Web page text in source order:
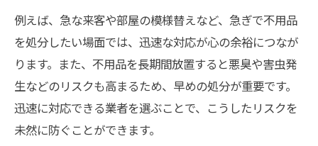
不用品回収利用時のトラブル事例と防止策
信頼できる迅速対応の業者を見極めるには
信頼性の高い不用品回収業者の特徴とは
不用品回収の口コミや評判のチェック方法
実際の対応で差が出る不用品回収業者の選
び方
例えば、急な来客や部屋の模様替えなど、急ぎで不用品
を処分したい場面では、迅速な対応が心の余裕につなが
ります。また、不用品を長期間放置すると悪臭や害虫発
生などのリスクも高まるため、早めの処分が重要です。
迅速に対応できる業者を選ぶことで、こうしたリスクを
未然に防ぐことができます。